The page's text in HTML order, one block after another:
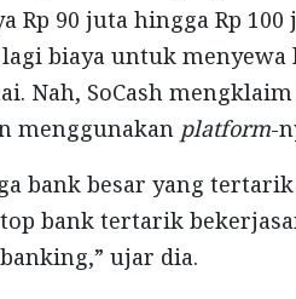
Rp 90 juta hingga Rp
biaya untuk menyewa
Nah, SoCash
menggunakan platform-
bank besar yang tertarik
bank tertarik
ujar dia.